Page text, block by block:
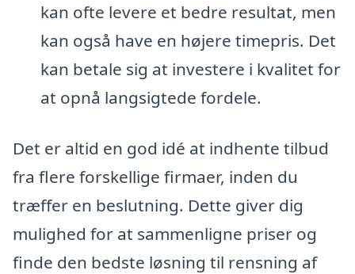
kan ofte levere et bedre resultat, men
kan også have en højere timepris. Det
kan betale sig at investere i kvalitet for
at opnå langsigtede fordele.
Det er altid en god idé at indhente tilbud
fra flere forskellige firmaer, inden du
træffer en beslutning. Dette giver dig
mulighed for at sammenligne priser og
finde den bedste løsning til rensning af